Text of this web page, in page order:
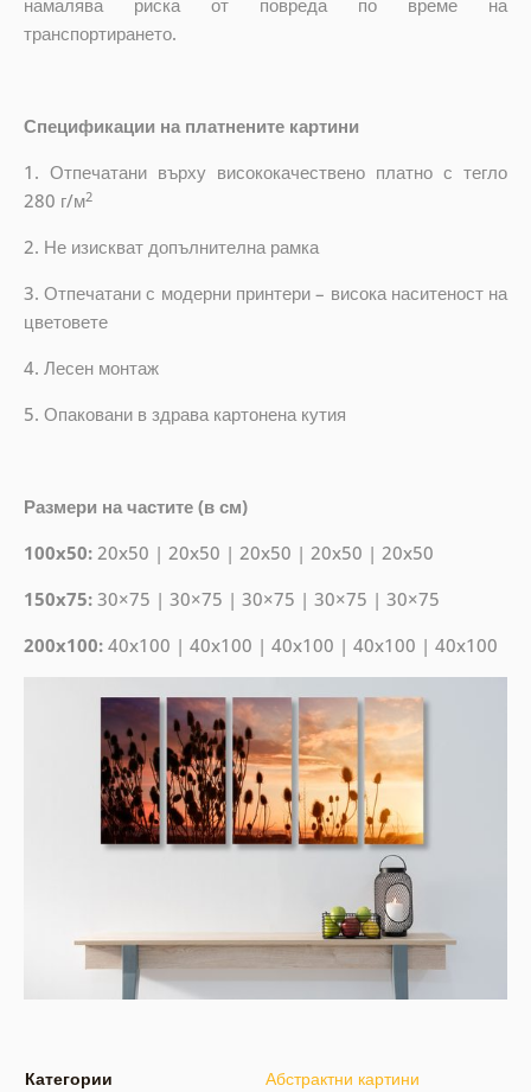
намалява риска от повреда по време на
транспортирането.
Спецификации на платнените картини
1. Отпечатани върху висококачествено платно с тегло
280 г/м2
2. Не изискват допълнителна рамка
3. Отпечатани с модерни принтери – висока наситеност на
цветовете
4. Лесен монтаж
5. Опаковани в здрава картонена кутия
Размери на частите (в см)
100x50:20x50 | 20x50 | 20x50 | 20x50 | 20x50
150x75:30×75 | 30×75 | 30×75 | 30×75 | 30×75
200x100:40x100 | 40x100 | 40x100 | 40x100 | 40x100
Категории Абстрактни картини